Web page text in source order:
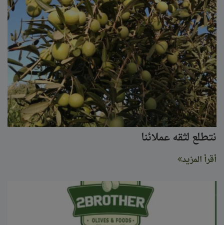
نتطلع لثقه عملائنا
أقرأ المزيد